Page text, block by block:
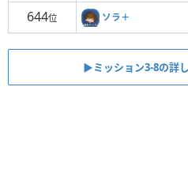
644位 ソラ＋
▶ミッション3-8の詳